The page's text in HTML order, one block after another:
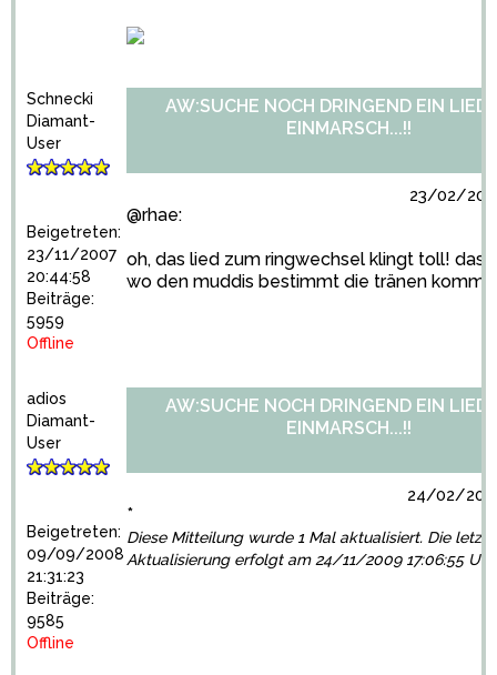
Schnecki
Diamant-
User
Beigetreten:
23/11/2007
20:44:58
Beiträge:
5959
Offline
AW:SUCHE NOCH DRINGEND EIN LIED
EINMARSCH...!!
23/02/
@rhae:
oh, das lied zum ringwechsel klingt toll! das
wo den muddis bestimmt die tränen
adios
Diamant-
User
Beigetreten:
09/09/2008
21:31:23
Beiträge:
9585
Offline
AW:SUCHE NOCH DRINGEND EIN LIED
EINMARSCH...!!
24/02/
*
Diese Mitteilung wurde 1 Mal aktualisiert. Die letzte
Aktualisierung erfolgt am 24/11/2009 17:06:55 Uhr